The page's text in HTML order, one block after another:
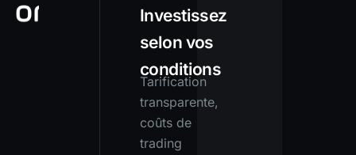
Investissez
selon vos
conditions
Tarification
transparente,
coûts de
trading